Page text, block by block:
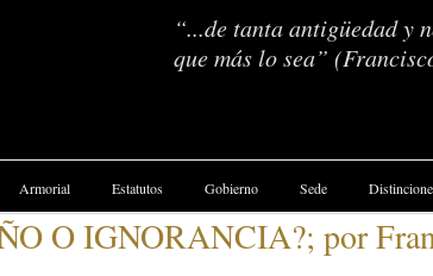
“...de tanta antigüedad y
que más lo sea”
Armorial Estatutos Gobierno Sede
O IGNORANCIA?; por